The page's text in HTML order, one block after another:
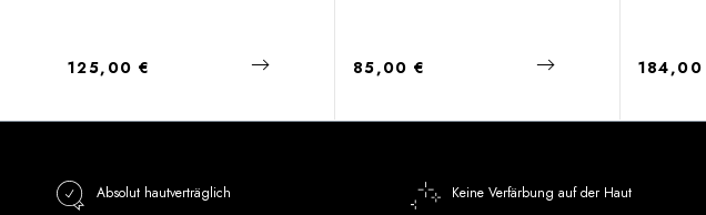
Regulärer Preis:
125,00 € Regulärer Preis:
85,00 € 184,00
Absolut hautverträglich Keine Verfärbung auf der Haut